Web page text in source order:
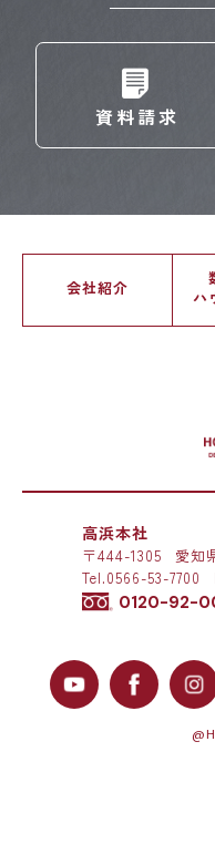
資料請求
会社紹介
ハ
高浜本社
〒444-1305
愛知
Tel.0566-53-7700
0120-92-